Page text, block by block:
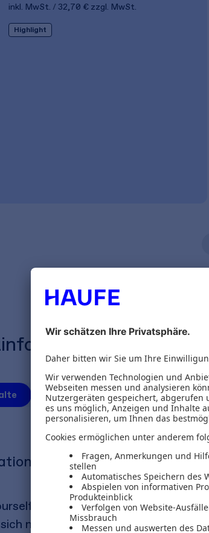
inkl. MwSt. 32,70 € zzgl. MwSt.
Highlight
Autoren Inhaltsverzeichnis
für Frauen
ermutigt Frauen, aus
mit Themen, wie dem richtigen